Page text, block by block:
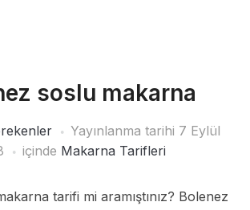
soslu makarna
Yayınlanma tarihi 7 Eylül
içinde Makarna Tarifleri
tarifi mi aramıştınız? Bolenez